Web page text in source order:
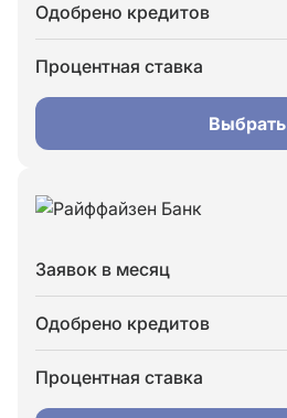
Одобрено кредитов
Процентная ставка
Выбрать
Заявок в месяц
Одобрено кредитов
Процентная ставка